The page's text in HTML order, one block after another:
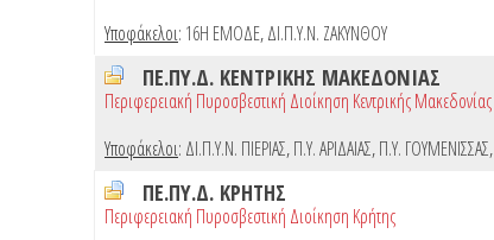
Υποφάκελοι: 16Η ΕΜΟΔΕ,ΔΙ.Π.Υ.Ν. ΖΑΚΥΝΘΟΥ
ΠΕ.ΠΥ.Δ. ΚΕΝΤΡΙΚΗΣ ΜΑΚΕΔΟΝΙΑΣ
Περιφερειακή Πυροσβεστική Διοίκηση Κεντρικής Μακεδονίας
Υποφάκελοι: ΔΙ.Π.Υ.Ν. ΠΙΕΡΙΑΣ,Π.Υ. ΑΡΙΔΑΙΑΣ,Π.Υ. ΓΟΥΜΕΝΙΣΣΑΣ,
ΠΕ.ΠΥ.Δ. ΚΡΗΤΗΣ
Περιφερειακή Πυροσβεστική Διοίκηση Κρήτης